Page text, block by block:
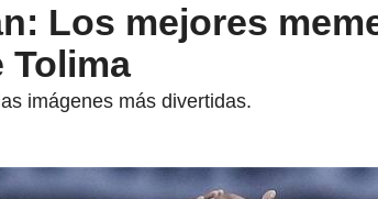
Los mejores
Tolima
imágenes más divertidas.